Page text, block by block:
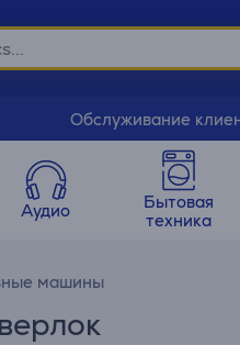
Обслуживание
Аудио
Бытовая
техника
машины